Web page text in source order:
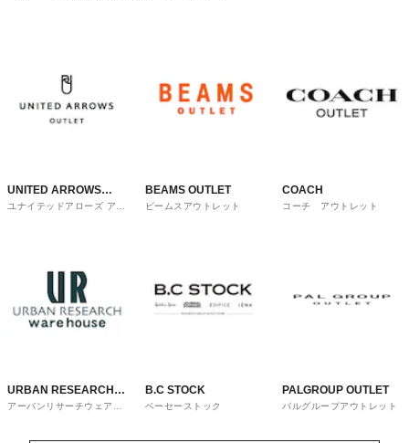
UNITED ARROWS
OUTLET
ユナイテッドアローズ アウ
BEAMS OUTLET
ビームスアウトレット
COACH
コーチ アウトレット
URBAN RESEARCH
ware house
アーバンリサーチウェアハ
B.C STOCK
ベーセーストック
PALGROUP OUTLET
パルグループアウトレット